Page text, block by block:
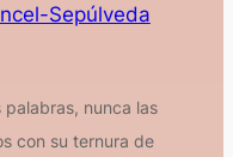
Sepúlveda
nunca las
con su ternura de